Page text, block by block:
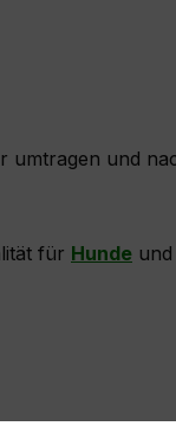
und
für Hunde und